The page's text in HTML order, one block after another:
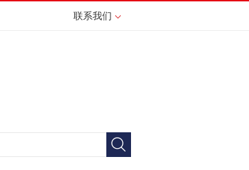
联系我们